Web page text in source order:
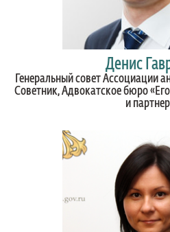
Денис
Генеральный совет Ассоциации
Советник, Адвокатское бюро
и